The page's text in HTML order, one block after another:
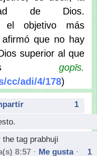
de Dios.
el objetivo más
que no hay
superior al que
las gopīs.
cc/adi/4/178)
1
tag prabhuji
8:57 · Me gusta·
1